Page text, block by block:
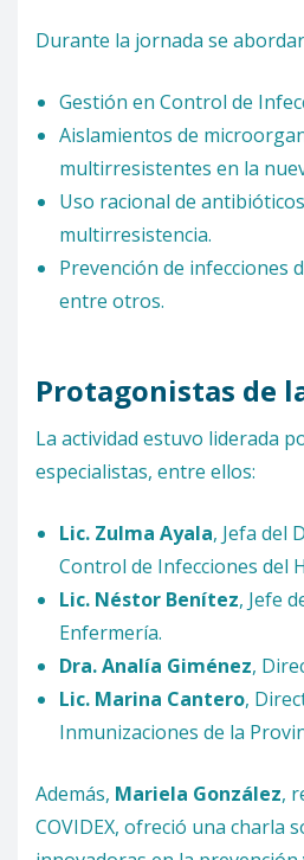
Durante la jornada se
Gestión en Control de
Aislamientos de
multirresistentes en la
Uso racional de
multirresistencia.
Prevención de infecciones
entre otros.
Protagonistas de
La actividad estuvo liderada
especialistas, entre ellos:
Lic. Zulma Ayala, Jefa del
Control de Infecciones del
Lic. Néstor Benítez, Jefe
Enfermería.
Dra. Analía Giménez,
Lic. Marina Cantero,
Inmunizaciones de la
Además, Mariela González,
COVIDEX, ofreció una charla